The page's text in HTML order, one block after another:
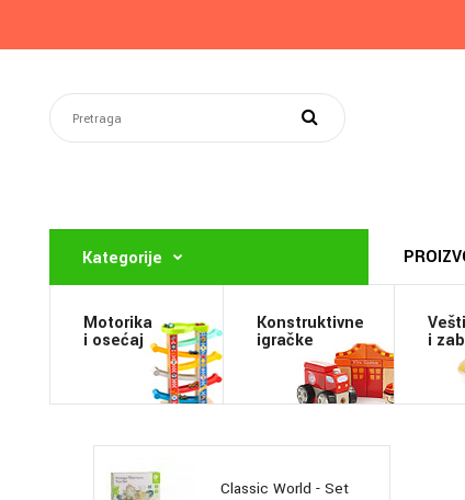
Kategorije
Motorika
i osećaj
Konstruktivne
igračke i
Classic World - Set